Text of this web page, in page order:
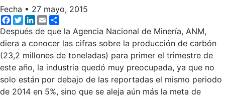
Fecha • 27 mayo, 2015
Facebook
TwitterLinkedIn
Email
Después de que la Agencia Nacional de Minería, ANM,
diera a conocer las cifras sobre la producción de carbón
(23,2 millones de toneladas) para primer el trimestre de
este año, la industria quedó muy preocupada, ya que no
solo están por debajo de las reportadas el mismo periodo
de 2014 en 5%, sino que se aleja aún más la meta de